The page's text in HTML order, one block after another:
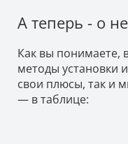
А теперь - о
Как вы понимаете,
методы установки
свои плюсы, так и
— в таблице: